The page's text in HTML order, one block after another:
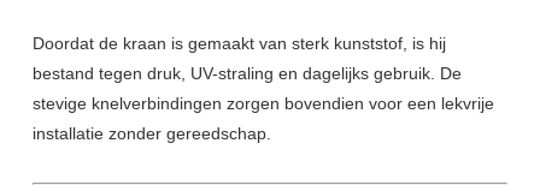
Doordat de kraan is gemaakt van sterk kunststof, is hij
bestand tegen druk, UV-straling en dagelijks gebruik. De
stevige knelverbindingen zorgen bovendien voor een lekvrije
installatie zonder gereedschap.